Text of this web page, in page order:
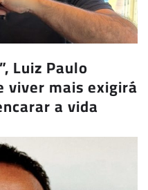
Luiz Paulo
viver mais exigirá
a vida